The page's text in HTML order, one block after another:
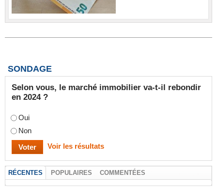
SONDAGE
Selon vous, le marché immobilier va-t-il rebondir
en 2024 ?
Oui
Non
Voir les résultats
RÉCENTES POPULAIRES COMMENTÉES